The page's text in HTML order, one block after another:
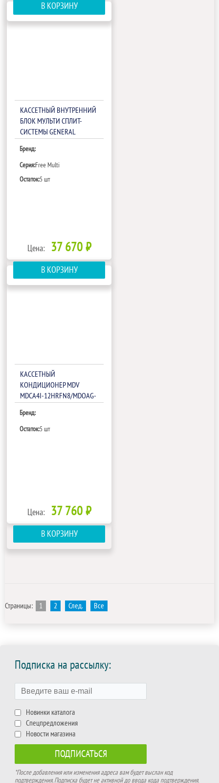
В КОРЗИНУ
КАССЕТНЫЙ ВНУТРЕННИЙ
БЛОК МУЛЬТИ СПЛИТ-
СИСТЕМЫ GENERAL
ME4С12HRA1(С)
Бренд:
Серия:Free Multi
Остаток:5 шт
Цена: 37 670 ₽
В КОРЗИНУ
КАССЕТНЫЙ
КОНДИЦИОНЕР MDV
MDCA4I-12HRFN8/MDOAG-
Бренд:
Остаток:5 шт
Цена: 37 760 ₽
В КОРЗИНУ
Страницы: 1 2 След. Все
Подписка на рассылку:
Новинки каталога
Спецпредложения
Новости магазина
*После добавления или изменения адреса вам будет выслан код
подтверждения. Подписка будет не активной до ввода кода подтверждения.